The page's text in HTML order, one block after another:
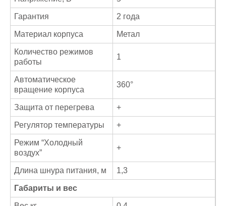
Гарантия 2 года
Материал корпуса Метал
Количество режимов
работы
1
Автоматическое
вращение корпуса
360°
Защита от перегрева +
Регулятор температуры +
Режим “Холодный
воздух”
+
Длина шнура питания, м 1,3
Габариты и вес